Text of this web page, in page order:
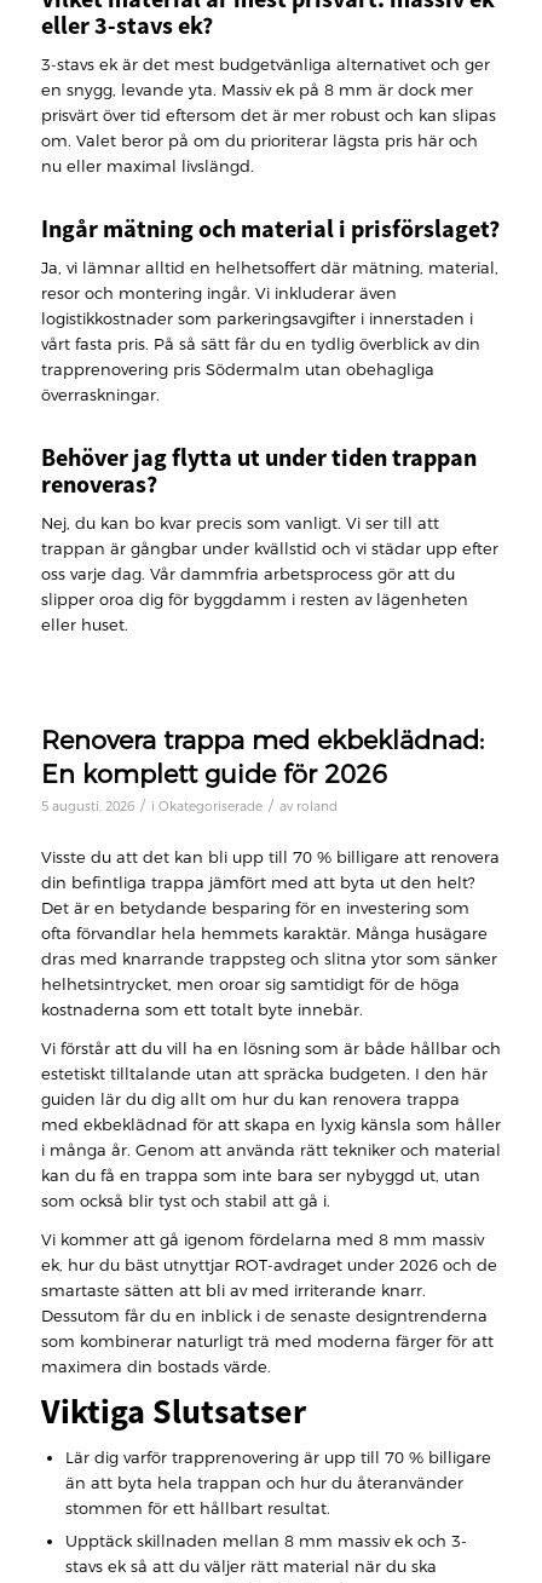
eller 3-stavs ek?
3-stavs ek är det mest budgetvänliga alternativet och ger
en snygg, levande yta. Massiv ek på 8 mm är dock mer
prisvärt över tid eftersom det är mer robust och kan slipas
om. Valet beror på om du prioriterar lägsta pris här och
nu eller maximal livslängd.
Ingår mätning och material i prisförslaget?
Ja, vi lämnar alltid en helhetsoffert där mätning, material,
resor och montering ingår. Vi inkluderar även
logistikkostnader som parkeringsavgifter i innerstaden i
vårt fasta pris. På så sätt får du en tydlig överblick av din
trapprenovering pris Södermalm utan obehagliga
överraskningar.
Behöver jag flytta ut under tiden trappan
renoveras?
Nej, du kan bo kvar precis som vanligt. Vi ser till att
trappan är gångbar under kvällstid och vi städar upp efter
oss varje dag. Vår dammfria arbetsprocess gör att du
slipper oroa dig för byggdamm i resten av lägenheten
eller huset.
Renovera trappa med ekbeklädnad:
En komplett guide för 2026
5 augusti, 2026 / i Okategoriserade / av roland
Visste du att det kan bli upp till 70 % billigare att renovera
din befintliga trappa jämfört med att byta ut den helt?
Det är en betydande besparing för en investering som
ofta förvandlar hela hemmets karaktär. Många husägare
dras med knarrande trappsteg och slitna ytor som sänker
helhetsintrycket, men oroar sig samtidigt för de höga
kostnaderna som ett totalt byte innebär.
Vi förstår att du vill ha en lösning som är både hållbar och
estetiskt tilltalande utan att spräcka budgeten. I den här
guiden lär du dig allt om hur du kan renovera trappa
med ekbeklädnad för att skapa en lyxig känsla som håller
i många år. Genom att använda rätt tekniker och material
kan du få en trappa som inte bara ser nybyggd ut, utan
som också blir tyst och stabil att gå i.
Vi kommer att gå igenom fördelarna med 8 mm massiv
ek, hur du bäst utnyttjar ROT-avdraget under 2026 och de
smartaste sätten att bli av med irriterande knarr.
Dessutom får du en inblick i de senaste designtrenderna
som kombinerar naturligt trä med moderna färger för att
maximera din bostads värde.
Viktiga Slutsatser
Lär dig varför trapprenovering är upp till 70 % billigare
än att byta hela trappan och hur du återanvänder
stommen för ett hållbart resultat.
Upptäck skillnaden mellan 8 mm massiv ek och 3-
stavs ek så att du väljer rätt material när du ska